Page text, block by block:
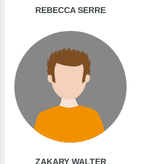
REBECCA SERRE
ZAKARY WALTER